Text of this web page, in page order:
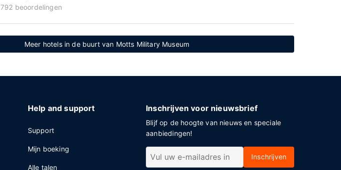
792 beoordelingen
Meer hotels in de buurt van Motts Military Museum
Help and support
Support
Mijn boeking
Alle talen
Inschrijven voor nieuwsbrief
Blijf op de hoogte van nieuws en speciale
aanbiedingen!
Inschrijven